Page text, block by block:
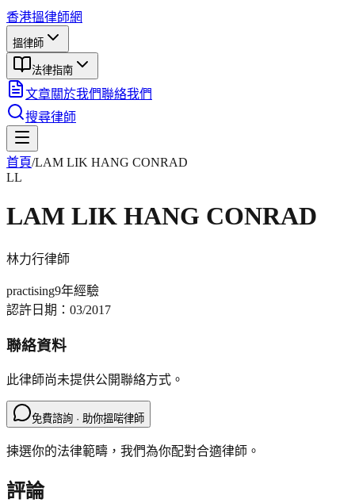
香港搵律師網
搵律師
法律指南
文章關於我們聯絡我們
搜尋律師
首頁/LAM LIK HANG CONRAD
LL
LAM LIK HANG CONRAD
林力行律師
practising9年經驗
認許日期： 03/2017
聯絡資料
此律師尚未提供公開聯絡方式。
免費諮詢 · 助你搵啱律師
揀選你的法律範疇，我們為你配對合適律師。
評論